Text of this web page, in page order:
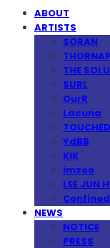
ABOUT
ARTISTS
SORAN
THE
SURL
OurR
Lacuna
TOUCHED
YdBB
KIK
imzoo
LEE JUN
NEWS
NOTICE
PRESS